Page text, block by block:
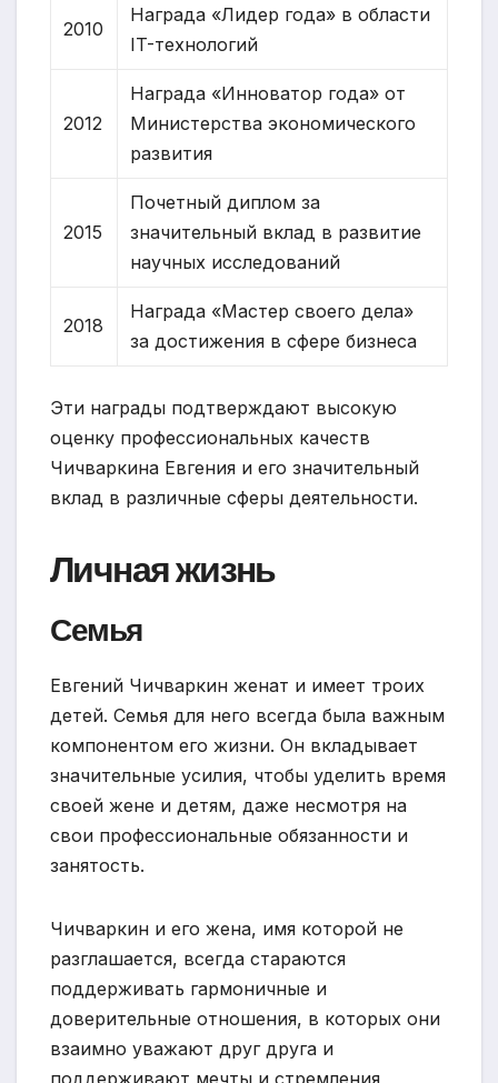
2010
Награда «Лидер года» в области
IT-технологий
2012
Награда «Инноватор года» от
Министерства экономического
развития
2015
Почетный диплом за
значительный вклад в развитие
научных исследований
2018
Награда «Мастер своего дела»
за достижения в сфере бизнеса
Эти награды подтверждают высокую
оценку профессиональных качеств
Чичваркина Евгения и его значительный
вклад в различные сферы деятельности.
Личная жизнь
Семья
Евгений Чичваркин женат и имеет троих
детей. Семья для него всегда была важным
компонентом его жизни. Он вкладывает
значительные усилия, чтобы уделить время
своей жене и детям, даже несмотря на
свои профессиональные обязанности и
занятость.
Чичваркин и его жена, имя которой не
разглашается, всегда стараются
поддерживать гармоничные и
доверительные отношения, в которых они
взаимно уважают друг друга и